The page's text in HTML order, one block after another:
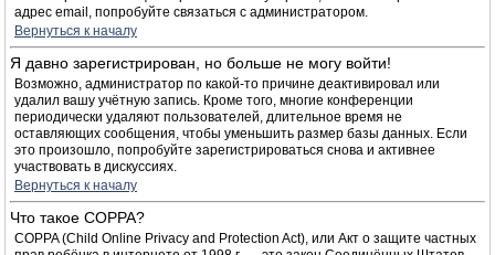
адрес email, попробуйте связаться с администратором.
Вернуться к началу
Я давно зарегистрирован, но больше не могу войти!
Возможно, администратор по какой-то причине деактивировал или
удалил вашу учётную запись. Кроме того, многие конференции
периодически удаляют пользователей, длительное время не
оставляющих сообщения, чтобы уменьшить размер базы данных. Если
это произошло, попробуйте зарегистрироваться снова и активнее
участвовать в дискуссиях.
Вернуться к началу
Что такое COPPA?
COPPA (Child Online Privacy and Protection Act), или Акт о защите частных